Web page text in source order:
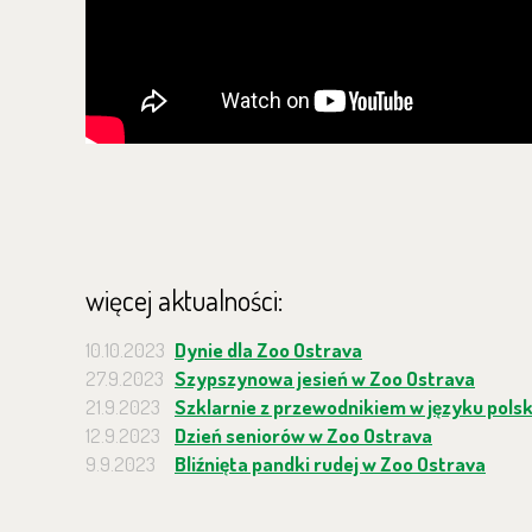
więcej aktualności:
10.10.2023 Dynie dla Zoo Ostrava
27.9.2023 Szypszynowa jesień w Zoo Ostrava
21.9.2023
Szklarnie z przewodnikiem w języku
12.9.2023
Dzień seniorów w Zoo Ostrava
9.9.2023
Bliźnięta pandki rudej w Zoo Ostrava